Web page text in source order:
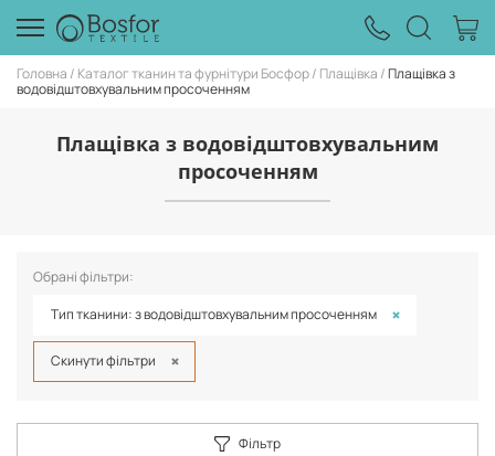
Головна Каталог тканин та фурнітури Босфор Плащівка Плащівка з
водовідштовхувальним просоченням
Плащівка з водовідштовхувальним
просоченням
Обрані фільтри:
Тип тканини: з водовідштовхувальним просоченням
Скинути фільтри
Фільтр